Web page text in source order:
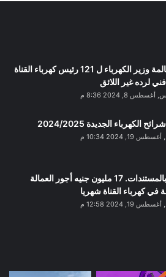
بعد مكالمة وزير الكهرباء ل 121 رئيس كهرباء القناة
لرده غير اللائق
8, 2024 8:36 م
الكهرباء الجديدة 2024/2025
19, 2024 10:34 م
انفراد بالمستندات. 17 مليون جنيه أجور العمالة
في كهرباء القناة شهريا
19, 2024 12:58 م